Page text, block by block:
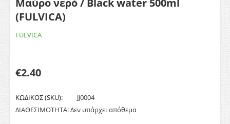
Μαύρο νερό / Black water 500ml
(FULVICA)
FULVICA
€2.40
ΚΩΔΙΚΟΣ (SKU):
JJ0004
ΔΙΑΘΕΣΙΜΟΤΗΤΑ:Δεν υπάρχει απόθεμα